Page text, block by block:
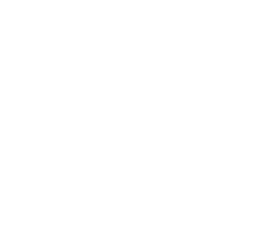
zu geben.
Arbeitszeitbeginn und reguläres